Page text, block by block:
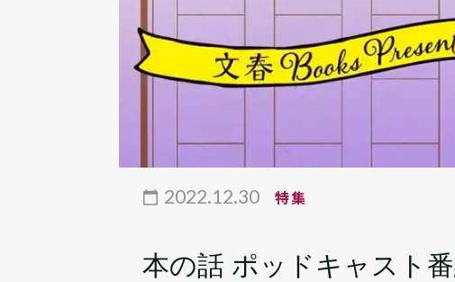
2022.12.30 特集
本の話 ポッドキャスト番